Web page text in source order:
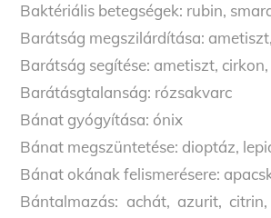
Baktériális betegségek: rubin,
Barátság megszilárdítása:
Barátság segítése: ametiszt,
Barátásgtalanság: rózsakvarc
Bánat gyógyítása: ónix
Bánat megszüntetése: dioptáz,
Bánat okának felismerésere:
Bántalmazás: achát, azurit,